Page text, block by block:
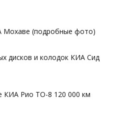
(подробные фото)
дисков и колодок КИА Сид
КИА Рио ТО-8 120 000 км